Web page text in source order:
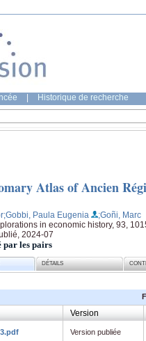
Historique de recherche
Atlas of Ancien
;Gobbi, Paula Eugenia
;Goñi, Marc
in economic history, 93,
2024-07
par les pairs
DÉTAILS
Version
Version publiée